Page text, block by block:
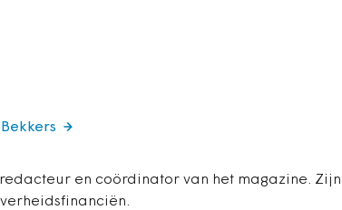
redacteur en coördinator van het magazine. Zijn